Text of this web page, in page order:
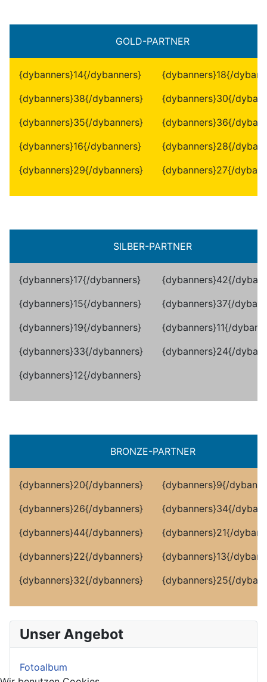
GOLD-PARTNER
{dybanners}14{/dybanners}
{dybanners}38{/dybanners}
{dybanners}35{/dybanners}
{dybanners}16{/dybanners}
{dybanners}29{/dybanners}
{dybanners}18{/
{dybanners}30{/
{dybanners}36{/
{dybanners}28{/
{dybanners}27{/
SILBER-PARTNER
{dybanners}17{/dybanners}
{dybanners}15{/dybanners}
{dybanners}19{/dybanners}
{dybanners}33{/dybanners}
{dybanners}12{/dybanners}
{dybanners}42{/
{dybanners}37{/
{dybanners}11{/
{dybanners}24{/
BRONZE-PARTNER
{dybanners}20{/dybanners}
{dybanners}26{/dybanners}
{dybanners}44{/dybanners}
{dybanners}22{/dybanners}
{dybanners}32{/dybanners}
{dybanners}9{/
{dybanners}34{/
{dybanners}21{/
{dybanners}13{/
{dybanners}25{/
Unser Angebot
Fotoalbum